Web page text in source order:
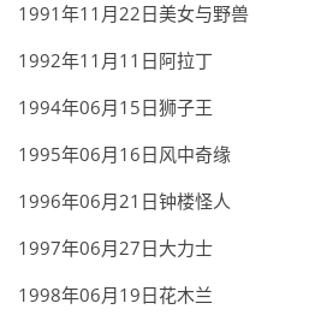
1991年11月22日美女与野兽
1992年11月11日阿拉丁
1994年06月15日狮子王
1995年06月16日风中奇缘
1996年06月21日钟楼怪人
1997年06月27日大力士
1998年06月19日花木兰